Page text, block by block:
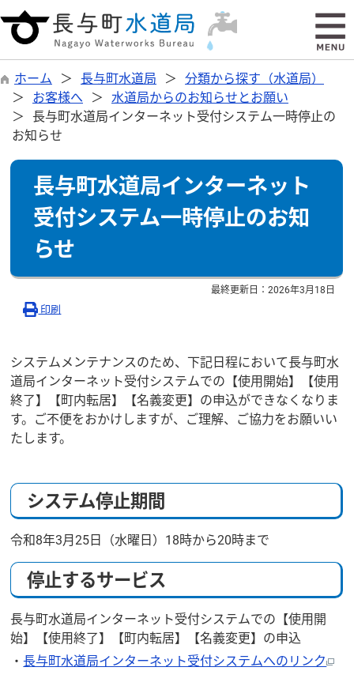
ホーム 長与町水道局
分類から探す（水道局）
お客様へ
水道局からのお知らせとお願い
長与町水道局インターネット受付システム一時停止の
お知らせ
長与町水道局インターネット
受付システム一時停止のお知
らせ
最終更新日：2026年3月18日
印刷
システムメンテナンスのため、下記日程において長与町水
道局インターネット受付システムでの【使用開始】【使用
終了】【町内転居】【名義変更】の申込ができなくなりま
す。ご不便をおかけしますが、ご理解、ご協力をお願いい
たします。
システム停止期間
令和8年3月25日（水曜日）18時から20時まで
停止するサービス
長与町水道局インターネット受付システムでの【使用開
始】【使用終了】【町内転居】【名義変更】の申込
・長与町水道局インターネット受付システムへのリンク